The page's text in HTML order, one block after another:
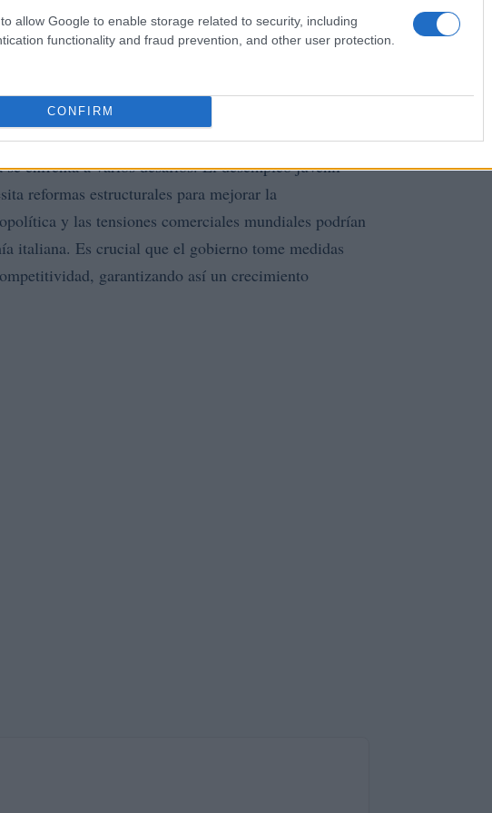
allow Google to enable storage related to security, including
functionality and fraud prevention, and other user protection.
CONFIRM
hacer frente
enfrenta a varios desafíos. El desempleo juvenil
reformas estructurales para mejorar la
y las tensiones comerciales mundiales podrían
italiana. Es crucial que el gobierno tome medidas
garantizando así un crecimiento